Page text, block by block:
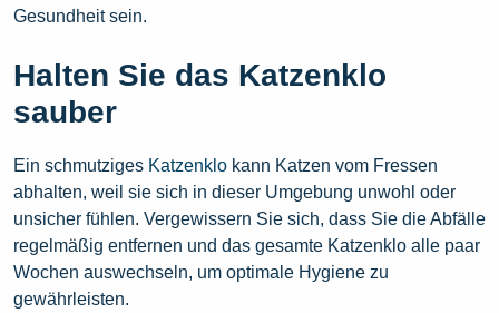
Gesundheit sein.
Halten Sie das Katzenklo
sauber
Ein schmutziges Katzenklo kann Katzen vom Fressen
abhalten, weil sie sich in dieser Umgebung unwohl oder
unsicher fühlen. Vergewissern Sie sich, dass Sie die Abfälle
regelmäßig entfernen und das gesamte Katzenklo alle paar
Wochen auswechseln, um optimale Hygiene zu
gewährleisten.